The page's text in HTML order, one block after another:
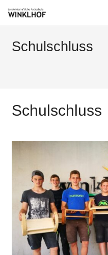
Schulschluss
Schulschluss